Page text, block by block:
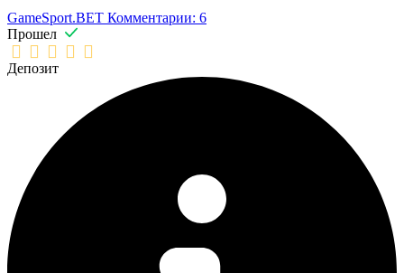
GameSport.BET Комментарии: 6
Прошел
Депозит